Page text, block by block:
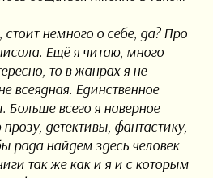
немного о себе, да? Про
Ещё я читаю, много
то в жанрах я не
всеядная. Единственное
всего я наверное
детективы, фантастику,
рада найдем здесь человек
так же как и я и с которым